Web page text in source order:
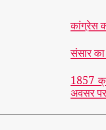
कांग्रेस
संसार
1857
अवसर